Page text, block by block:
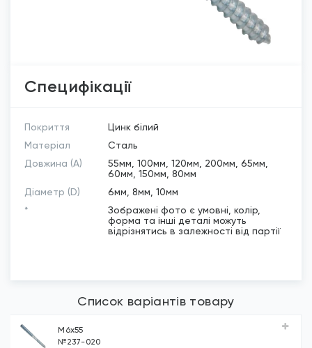
Специфікації
Покриття
Цинк білий
Матеріал
Сталь
Довжина (A)
55мм, 100мм, 120мм, 200мм, 65мм,
60мм, 150мм, 80мм
Діаметр (D)
6мм, 8мм, 10мм
*
Зображені фото є умовні, колір,
форма та інші деталі можуть
відрізнятись в залежності від партії
Список варіантів товару
М6х55
№237-020